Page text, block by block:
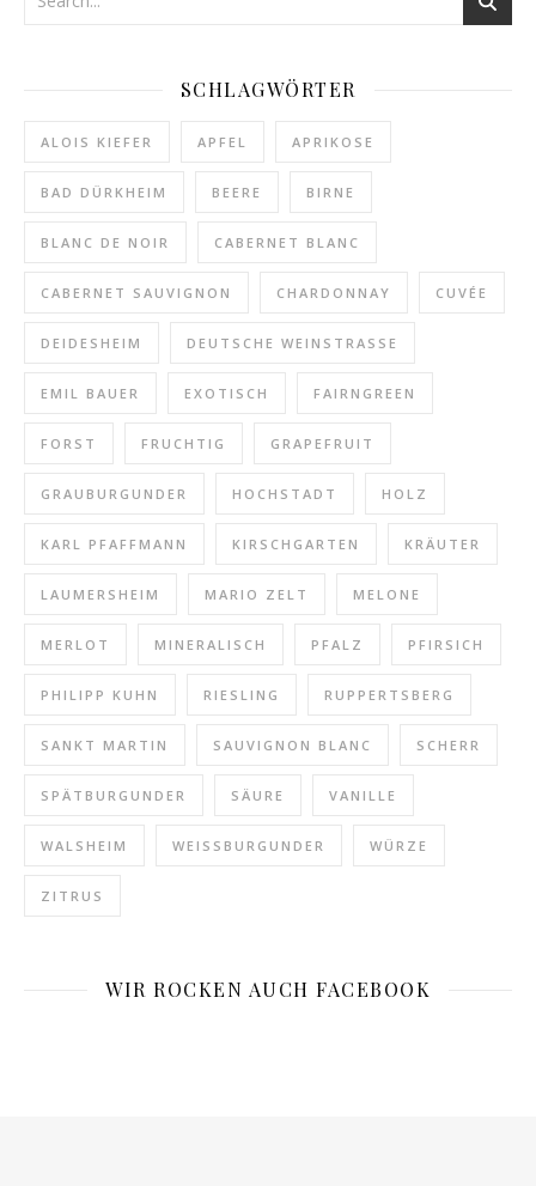
SCHLAGWÖRTER
ALOIS KIEFER APFEL APRIKOSE
BAD DÜRKHEIM BEERE BIRNE
BLANC DE NOIR CABERNET BLANC
CABERNET SAUVIGNON CHARDONNAY CUVÉE
DEIDESHEIM DEUTSCHE WEINSTRASSE
EMIL BAUER EXOTISCH FAIRNGREEN
FORST FRUCHTIG GRAPEFRUIT
GRAUBURGUNDER HOCHSTADT HOLZ
KARL PFAFFMANN KIRSCHGARTEN KRÄUTER
LAUMERSHEIM MARIO ZELT MELONE
MERLOT MINERALISCH PFALZ PFIRSICH
PHILIPP KUHN RIESLING RUPPERTSBERG
SANKT MARTIN SAUVIGNON BLANC SCHERR
SPÄTBURGUNDER SÄURE VANILLE
WALSHEIM WEISSBURGUNDER WÜRZE
ZITRUS
WIR ROCKEN AUCH FACEBOOK